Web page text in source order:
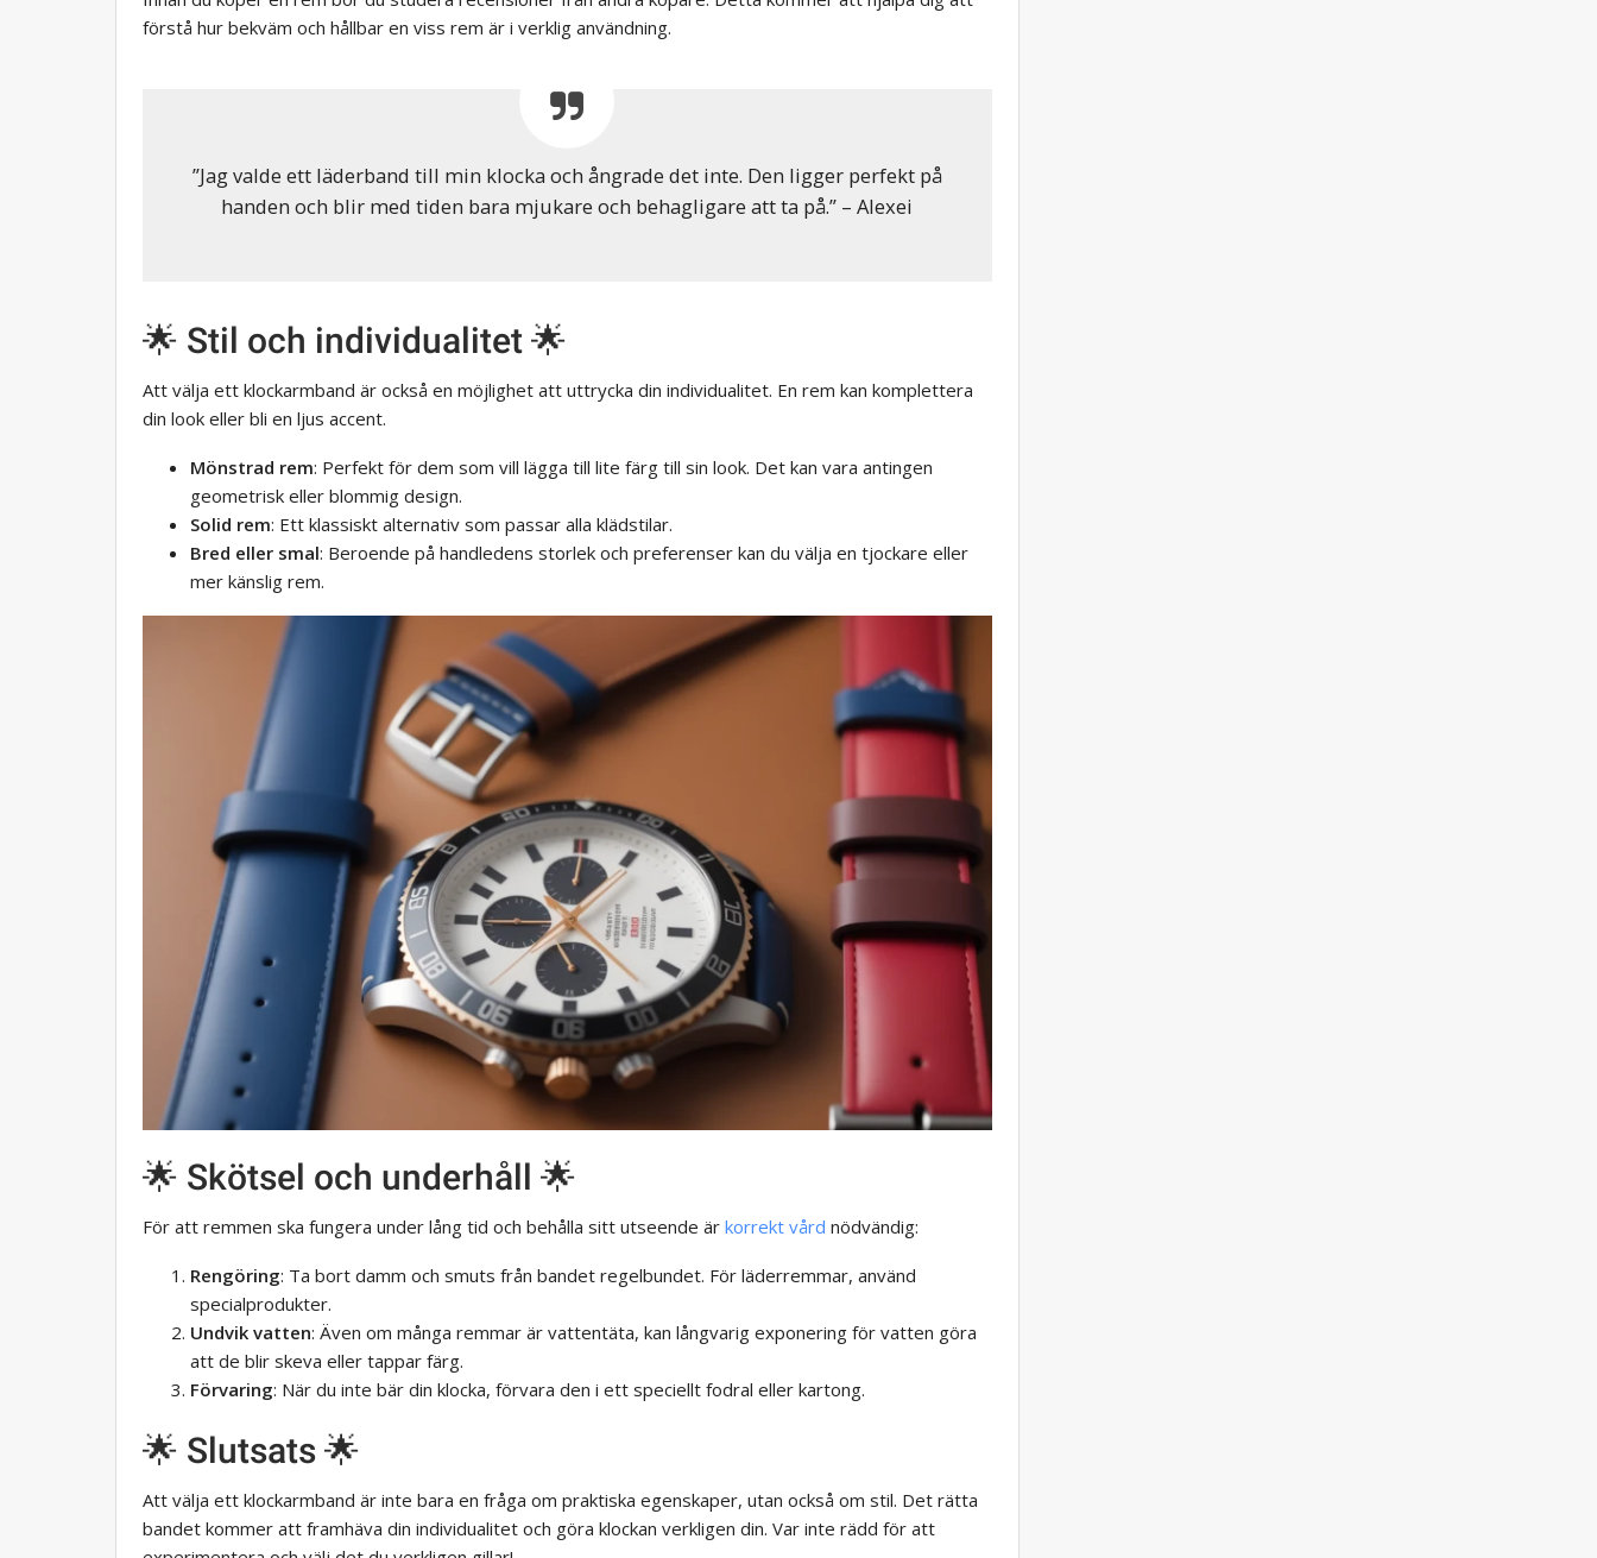
förstå hur bekväm och hållbar en viss rem är i verklig användning.
”Jag valde ett läderband till min klocka och ångrade det inte. Den ligger perfekt på
handen och blir med tiden bara mjukare och behagligare att ta på.” – Alexei
🌟 Stil och individualitet 🌟
Att välja ett klockarmband är också en möjlighet att uttrycka din individualitet. En rem kan komplettera
din look eller bli en ljus accent.
Mönstrad rem: Perfekt för dem som vill lägga till lite färg till sin look. Det kan vara antingen
geometrisk eller blommig design.
Solid rem: Ett klassiskt alternativ som passar alla klädstilar.
Bred eller smal: Beroende på handledens storlek och preferenser kan du välja en tjockare eller
mer känslig rem.
🌟 Skötsel och underhåll 🌟
För att remmen ska fungera under lång tid och behålla sitt utseende är korrekt vård nödvändig:
Rengöring: Ta bort damm och smuts från bandet regelbundet. För läderremmar, använd
specialprodukter.
Undvik vatten: Även om många remmar är vattentäta, kan långvarig exponering för vatten göra
att de blir skeva eller tappar färg.
Förvaring: När du inte bär din klocka, förvara den i ett speciellt fodral eller kartong.
🌟 Slutsats 🌟
Att välja ett klockarmband är inte bara en fråga om praktiska egenskaper, utan också om stil. Det rätta
bandet kommer att framhäva din individualitet och göra klockan verkligen din. Var inte rädd för att